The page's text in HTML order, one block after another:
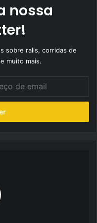
nossa
sobre ralis, corridas de
muito mais.